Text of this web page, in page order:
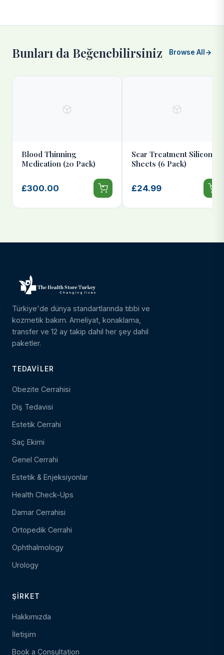
Bunları da Beğenebilirsiniz Browse All
Blood Thinning
Medication (20 Pack)
£300.00
Scar Treatment Silicone
Sheets (6 Pack)
£24.99
Türkiye'de dünya standartlarında tıbbi ve
kozmetik bakım. Ameliyat, konaklama,
transfer ve 12 ay takip dahil her şey dahil
paketler.
TEDAVILER
Obezite Cerrahisi
Diş Tedavisi
Estetik Cerrahi
Saç Ekimi
Genel Cerrahi
Estetik & Enjeksiyonlar
Health Check-Ups
Damar Cerrahisi
Ortopedik Cerrahi
Ophthalmology
Urology
ŞIRKET
Hakkımızda
İletişim
Book a Consultation